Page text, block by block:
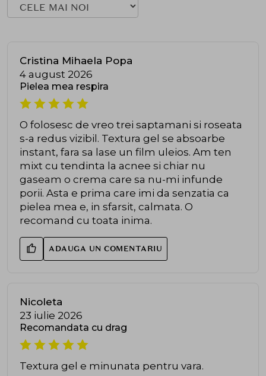
Cristina Mihaela Popa
4 august 2026
Pielea mea respira
O folosesc de vreo trei saptamani si roseata
s-a redus vizibil. Textura gel se absoarbe
instant, fara sa lase un film uleios. Am ten
mixt cu tendinta la acnee si chiar nu
gaseam o crema care sa nu-mi infunde
porii. Asta e prima care imi da senzatia ca
pielea mea e, in sfarsit, calmata. O
recomand cu toata inima.
ADAUGA UN COMENTARIU
Nicoleta
23 iulie 2026
Recomandata cu drag
Textura gel e minunata pentru vara.